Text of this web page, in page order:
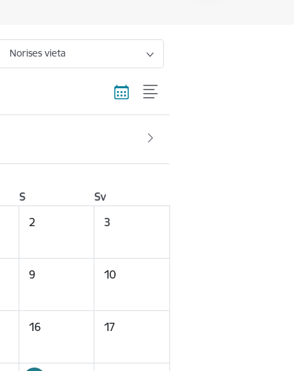
Norises vieta
S
Sv
2 3
9 10
16 17